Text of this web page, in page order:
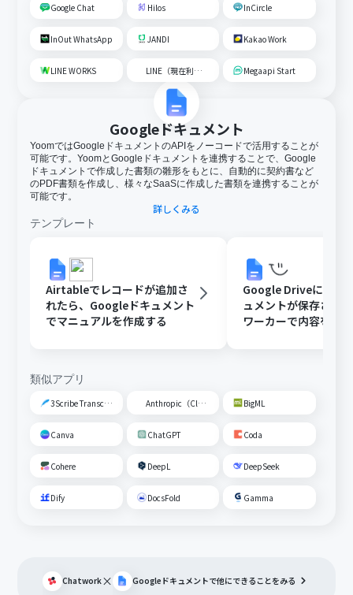
Google Chat Hilos InCircle
InOut WhatsApp JANDI Kakao Work
LINE WORKS LINE（現在利用不可） Megaapi Start
Googleドキュメント
YoomではGoogleドキュメントのAPIをノーコードで活用することが
可能です。YoomとGoogleドキュメントを連携することで、Google
ドキュメントで作成した書類の雛形をもとに、自動的に契約書など
のPDF書類を作成し、様々なSaaSに作成した書類を連携することが
可能です。
詳しくみる
テンプレート
Airtableでレコードが追加さ
れたら、Googleドキュメント
でマニュアルを作成する
Google Driveに
ュメントが保存され
ワーカーで内容を読
類似アプリ
3Scribe Transcription Anthropic（Claude） BigML
Canva ChatGPT Coda
Cohere DeepL DeepSeek
Dify DocsFold Gamma
Chatwork× Googleドキュメントで他にできることをみる